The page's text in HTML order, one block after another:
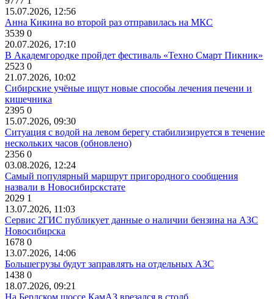
15.07.2026, 12:56
Анна Кикина во второй раз отправилась на МКС
3539 0
20.07.2026, 17:10
В Академгородке пройдет фестиваль «Техно Смарт Пикник»
2523 0
21.07.2026, 10:02
Сибирские учёные ищут новые способы лечения печени и
кишечника
2395 0
15.07.2026, 09:30
Ситуация с водой на левом берегу стабилизируется в течение
нескольких часов (обновлено)
2356 0
03.08.2026, 12:24
Самый популярный маршрут пригородного сообщения
назвали в Новосибирскстате
2029 1
13.07.2026, 11:03
Сервис 2ГИС публикует данные о наличии бензина на АЗС
Новосибирска
1678 0
13.07.2026, 14:06
Большегрузы будут заправлять на отдельных АЗС
1438 0
18.07.2026, 09:21
На Бердском шоссе КамАЗ врезался в столб